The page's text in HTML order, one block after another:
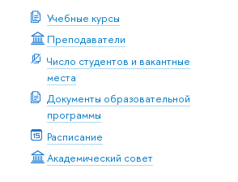
Учебные курсы
Преподаватели
Число студентов и вакантные
места
Документы образовательной
программы
Расписание
Академический совет